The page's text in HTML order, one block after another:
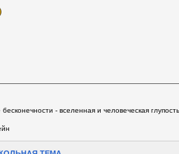
беcконечности - вселенная и человеческая